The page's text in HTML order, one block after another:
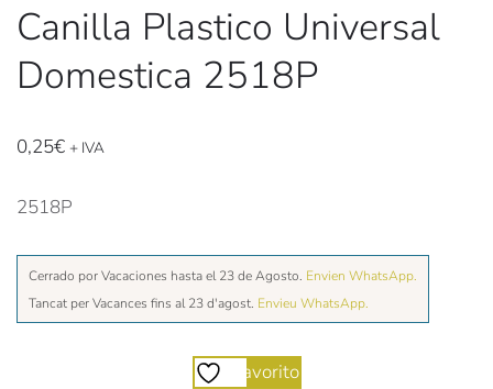
Canilla Plastico Universal
Domestica 2518P
0,25€ + IVA
2518P
Cerrado por Vacaciones hasta el 23 de Agosto. Envien WhatsApp.
Tancat per Vacances fins al 23 d'agost. Envieu WhatsApp.
Favorito